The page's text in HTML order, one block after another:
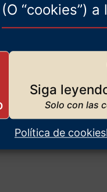
(O “cookies”)
Siga
Política de cookies